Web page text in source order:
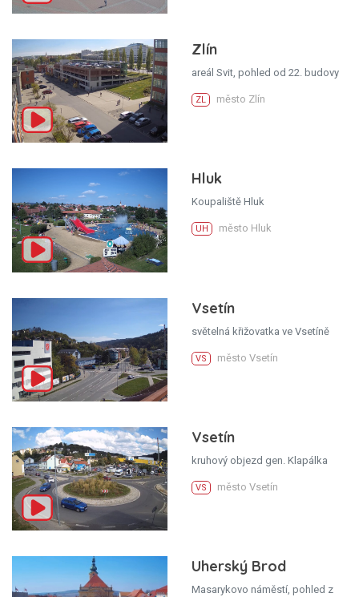
Zlín
areál Svit, pohled od 22. budovy
ZL město Zlín
Hluk
Koupaliště Hluk
UH město Hluk
Vsetín
světelná křižovatka ve Vsetíně
VS město Vsetín
Vsetín
kruhový objezd gen. Klapálka
VS město Vsetín
Uherský Brod
Masarykovo náměstí, pohled z